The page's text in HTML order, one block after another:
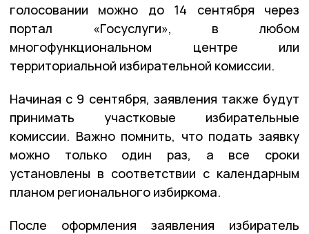
голосовании можно до 14 сентября через
портал «Госуслуги», в любом
многофункциональном центре или
территориальной избирательной комиссии.
Начиная с 9 сентября, заявления также будут
принимать участковые избирательные
комиссии. Важно помнить, что подать заявку
можно только один раз, а все сроки
установлены в соответствии с календарным
планом регионального избиркома.
После оформления заявления избиратель